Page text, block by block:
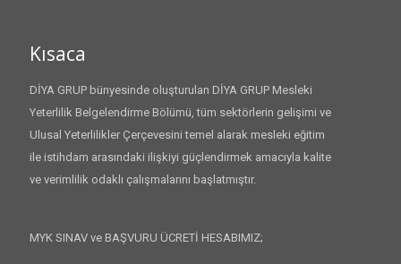
Kısaca
DİYA GRUP bünyesinde oluşturulan DİYA GRUP Mesleki
Yeterlilik Belgelendirme Bölümü, tüm sektörlerin gelişimi ve
Ulusal Yeterlilikler Çerçevesini temel alarak mesleki eğitim
ile istihdam arasındaki ilişkiyi güçlendirmek amacıyla kalite
ve verimlilik odaklı çalışmalarını başlatmıştır.
MYK SINAV ve BAŞVURU ÜCRETİ HESABIMIZ;